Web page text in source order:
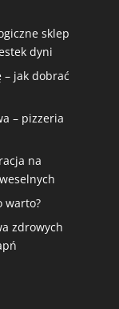
sklep
dyni
– jak dobrać
– pizzeria
na
warto?
zdrowych